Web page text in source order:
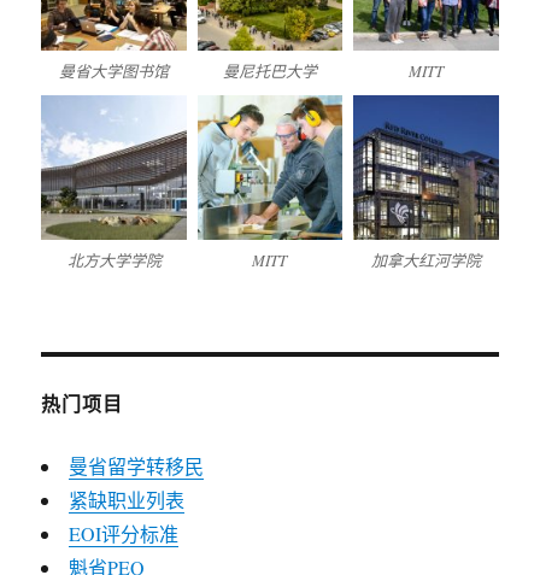
曼省大学图书馆 曼尼托巴大学 MITT
北方大学学院 MITT 加拿大红河学院
热门项目
曼省留学转移民
紧缺职业列表
EOI评分标准
魁省PEQ